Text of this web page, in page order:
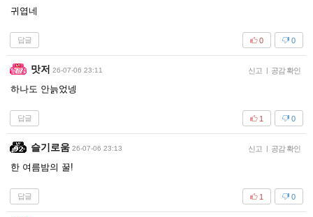
귀엽네
답글 0
0
맛저 26-07-06 23:11 신고 | 공감 확인
하나도 안늙었넹
답글 0
1
슬기로움 26-07-06 23:13 신고 | 공감 확인
한 여름밤의 꿀!
답글 0
1